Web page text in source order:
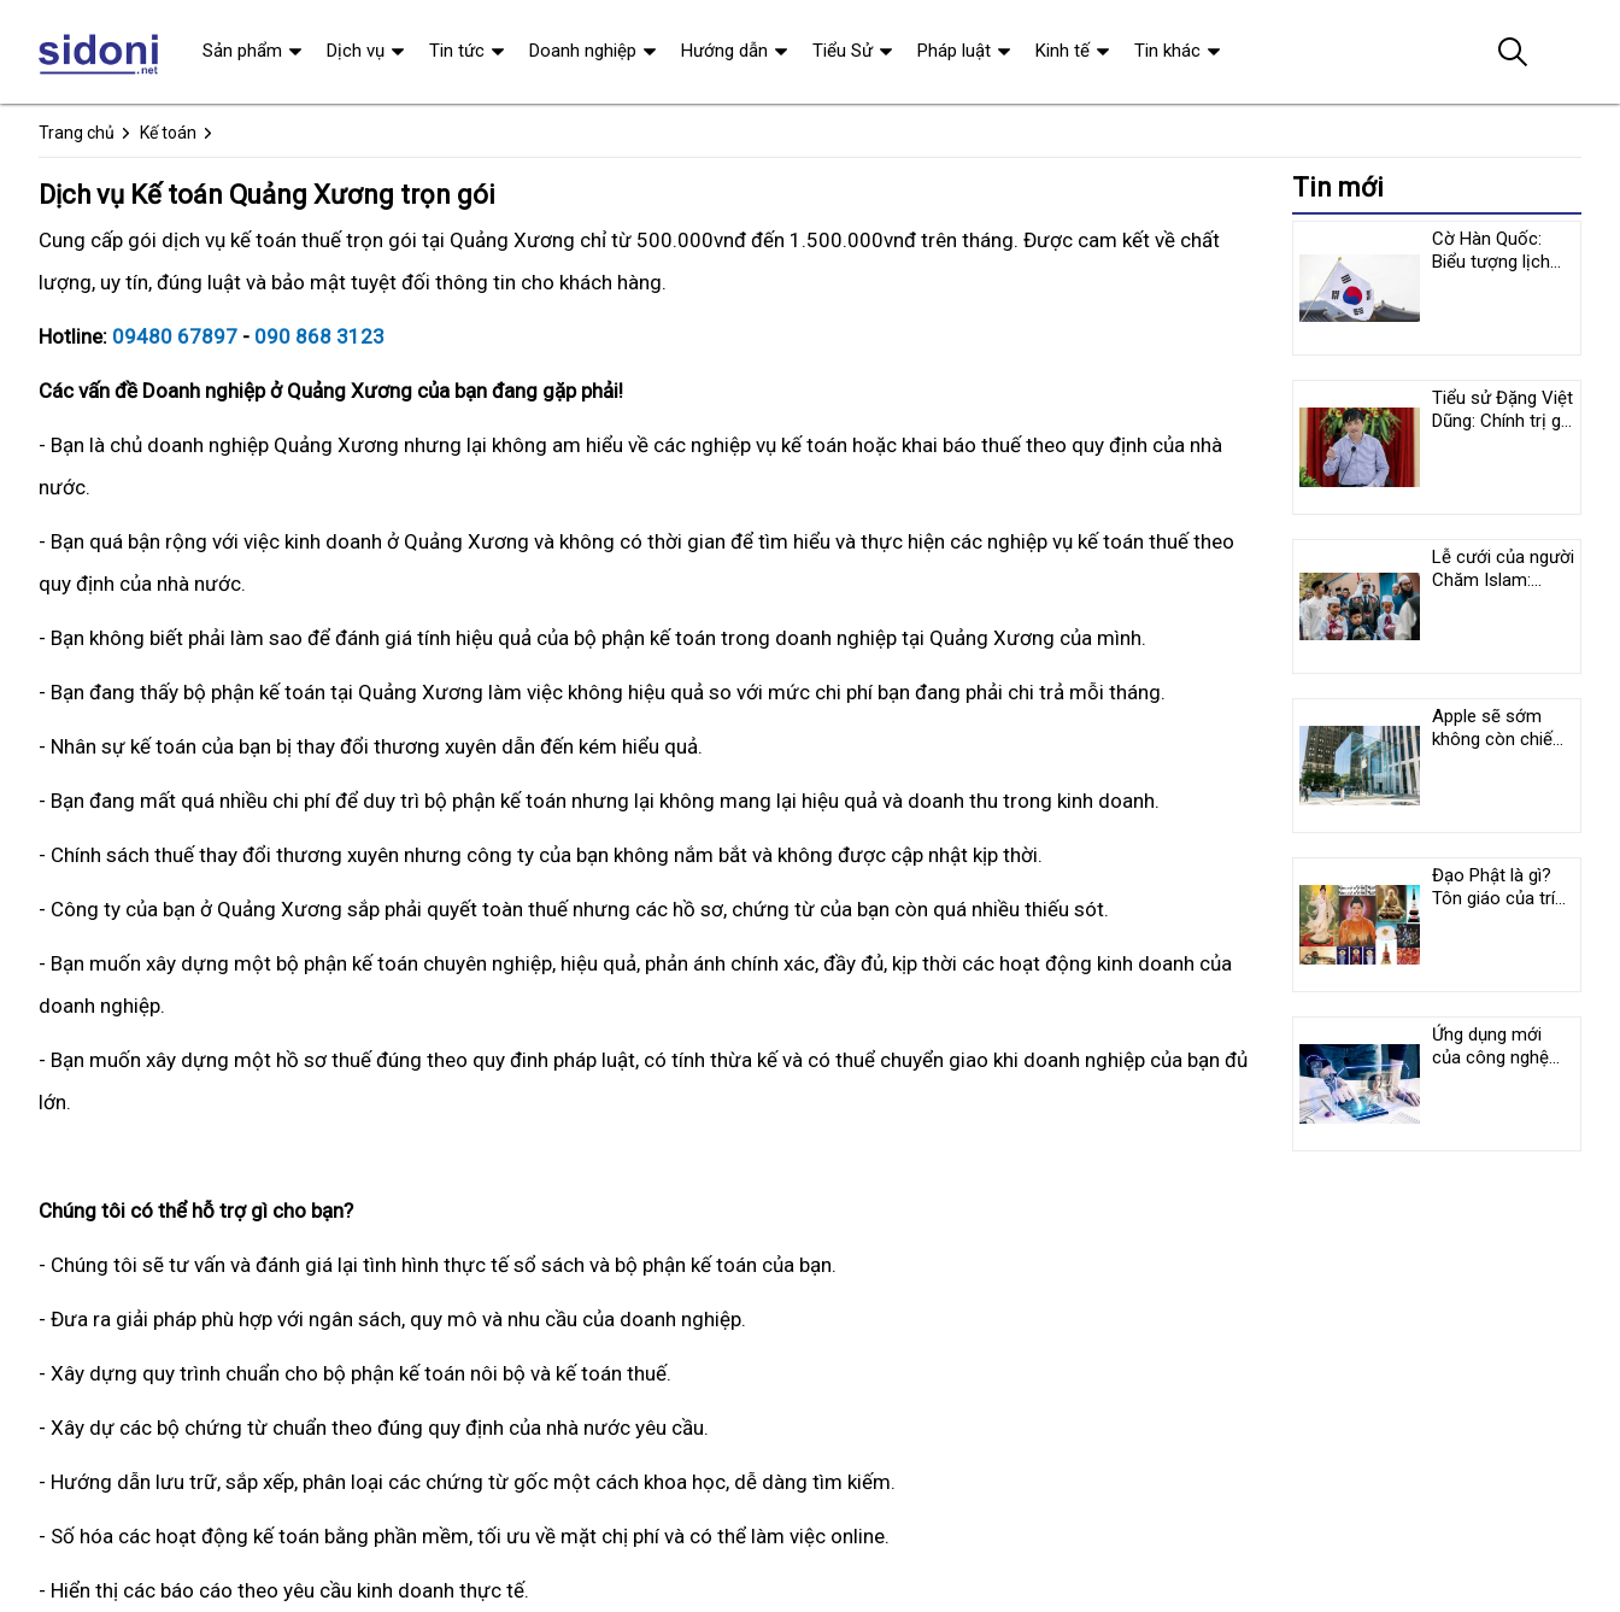
Trang chủ Kế toán
Dịch vụ Kế toán Quảng Xương trọn gói
Cung cấp gói dịch vụ kế toán thuế trọn gói tại Quảng Xương chỉ từ 500.000vnđ đến 1.500.000vnđ trên tháng. Được cam kết về chất
lượng, uy tín, đúng luật và bảo mật tuyệt đối thông tin cho khách hàng.
Hotline: 09480 67897 - 090 868 3123
Các vấn đề Doanh nghiệp ở Quảng Xương của bạn đang gặp phải!
- Bạn là chủ doanh nghiệp Quảng Xương nhưng lại không am hiểu về các nghiệp vụ kế toán hoặc khai báo thuế theo quy định của nhà
nước.
- Bạn quá bận rộng với việc kinh doanh ở Quảng Xương và không có thời gian để tìm hiểu và thực hiện các nghiệp vụ kế toán thuế theo
quy định của nhà nước.
- Bạn không biết phải làm sao để đánh giá tính hiệu quả của bộ phận kế toán trong doanh nghiệp tại Quảng Xương của mình.
- Bạn đang thấy bộ phận kế toán tại Quảng Xương làm việc không hiệu quả so với mức chi phí bạn đang phải chi trả mỗi tháng.
- Nhân sự kế toán của bạn bị thay đổi thương xuyên dẫn đến kém hiểu quả.
- Bạn đang mất quá nhiều chi phí để duy trì bộ phận kế toán nhưng lại không mang lại hiệu quả và doanh thu trong kinh doanh.
- Chính sách thuế thay đổi thương xuyên nhưng công ty của bạn không nắm bắt và không được cập nhật kịp thời.
- Công ty của bạn ở Quảng Xương sắp phải quyết toàn thuế nhưng các hồ sơ, chứng từ của bạn còn quá nhiều thiếu sót.
- Bạn muốn xây dựng một bộ phận kế toán chuyên nghiệp, hiệu quả, phản ánh chính xác, đầy đủ, kịp thời các hoạt động kinh doanh của
doanh nghiệp.
- Bạn muốn xây dựng một hồ sơ thuế đúng theo quy đinh pháp luật, có tính thừa kế và có thuể chuyển giao khi doanh nghiệp của bạn đủ
lớn.
Chúng tôi có thể hỗ trợ gì cho bạn?
- Chúng tôi sẽ tư vấn và đánh giá lại tình hình thực tế sổ sách và bộ phận kế toán của bạn.
- Đưa ra giải pháp phù hợp với ngân sách, quy mô và nhu cầu của doanh nghiệp.
- Xây dựng quy trình chuẩn cho bộ phận kế toán nôi bộ và kế toán thuế.
- Xây dự các bộ chứng từ chuẩn theo đúng quy định của nhà nước yêu cầu.
- Hướng dẫn lưu trữ, sắp xếp, phân loại các chứng từ gốc một cách khoa học, dễ dàng tìm kiếm.
- Số hóa các hoạt động kế toán bằng phần mềm, tối ưu về mặt chị phí và có thể làm việc online.
- Hiển thị các báo cáo theo yêu cầu kinh doanh thực tế.
Tin mới
Cờ Hàn Quốc:
Biểu tượng lịch
Tiểu sử Đặng Việt
Dũng: Chính trị gia
Lễ cưới của người
Chăm Islam:
Apple sẽ sớm
không còn chiếm
Đạo Phật là gì?
Tôn giáo của trí
Ứng dụng mới
của công nghệ
Sản phẩm Dịch vụ Tin tức Doanh nghiệp Hướng dẫn Tiểu Sử Pháp luật Kinh tế Tin khác